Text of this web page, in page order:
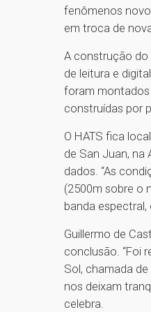
fenômenos
em troca de
A construção do
de leitura e
foram montados
construídas por
O HATS fica
de San Juan,
dados. “As
(2500m sobre o
banda espectral,
Guillermo de
conclusão. “Foi
Sol, chamada
nos deixam
celebra.